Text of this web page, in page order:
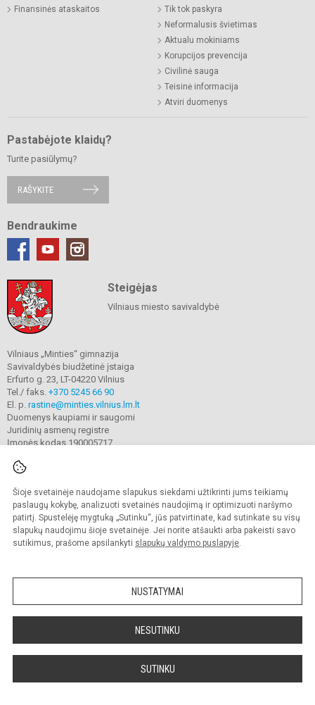
Šioje svetainėje naudojame slapukus siekdami užtikrinti jums teikiamų
paslaugų kokybę, analizuoti svetainės naudojimą ir optimizuoti naršymo
patirtį. Spustelėję mygtuką „Sutinku“, jūs patvirtinate, kad sutinkate su visų
slapukų naudojimu šioje svetainėje. Jei norite atšaukti arba pakeisti savo
sutikimus, prašome apsilankyti slapukų valdymo puslapyje.
NUSTATYMAI
NESUTINKU
SUTINKU
Finansinės ataskaitos
Tik tok paskyra
Neformalusis švietimas
Aktualu mokiniams
Korupcijos prevencija
Civilinė sauga
Teisinė informacija
Atviri duomenys
Pastabėjote klaidų?
Turite pasiūlymų?
RAŠYKITE
Bendraukime
Steigėjas
Vilniaus miesto savivaldybė
Vilniaus „Minties“ gimnazija
Savivaldybės biudžetinė įstaiga
Erfurto g. 23, LT-04220 Vilnius
Tel./ faks. +370 5245 66 90
El. p. rastine@minties.vilnius.lm.lt
Duomenys kaupiami ir saugomi
Juridinių asmenų registre
Įmonės kodas 190005717
© 2022. Vilniaus „Minties" gimnazija. Visos teisės saugomos.
Kopijuoti turinį be raštiško gimnazijos sutikimo griežtai draudžiama.
Prieinamumo paraiška Slapukų valdymas
Sumanus būdas atnaujinti